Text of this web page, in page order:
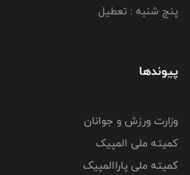
پنج شنبه : تعطیل
پیوندها
وزارت ورزش و جوانان
کمیته ملی المپیک
کمیته ملی پاراالمپیک